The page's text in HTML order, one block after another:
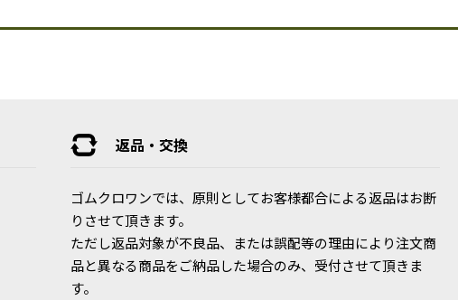
返品・交換
ゴムクロワンでは、原則としてお客様都合による返品はお断
りさせて頂きます。
ただし返品対象が不良品、または誤配等の理由により注文商
品と異なる商品をご納品した場合のみ、受付させて頂きま
す。